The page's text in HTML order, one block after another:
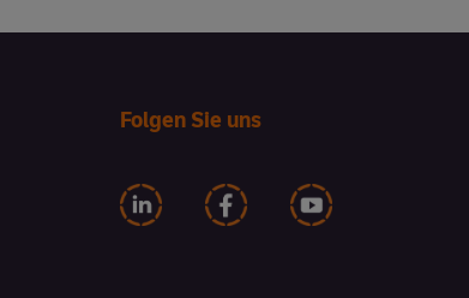
Folgen Sie uns